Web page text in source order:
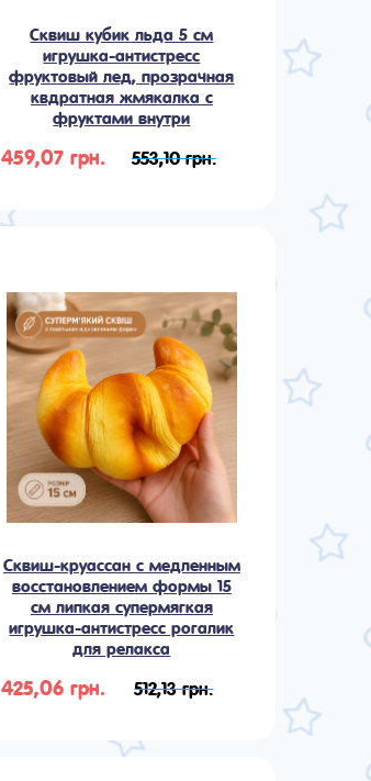
Сквиш кубик льда 5 см
игрушка-антистресс
фруктовый лед, прозрачная
квдратная жмякалка с
фруктами внутри
459,07 грн. 553,10 грн.
Сквиш-круассан с медленным
восстановлением формы 15
см липкая супермягкая
игрушка-антистресс рогалик
для релакса
425,06 грн. 512,13 грн.